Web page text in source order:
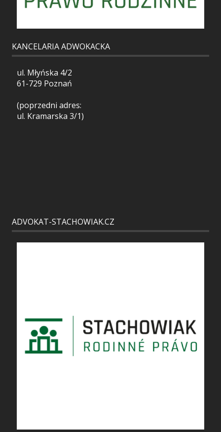
KANCELARIA ADWOKACKA
ul. Młyńska 4/2
61-729 Poznań
(poprzedni adres:
ul. Kramarska 3/1)
ADVOKAT-STACHOWIAK.CZ